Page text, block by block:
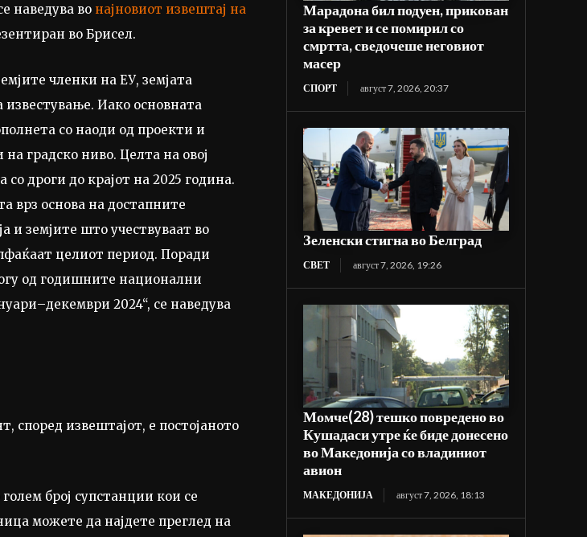
наведува во најновиот извештај на
во Брисел.
членки на ЕУ, земјата
Иако основната
со наоди од проекти и
градско ниво. Целта на овој
дроги до крајот на 2025 година.
врз основа на достапните
и земјите што учествуваат во
целиот период. Поради
од годишните национални
2024“, се наведува
според извештајот, е постојаното
број супстанции кои се
можете да најдете преглед на
Марадона бил подуен, прикован
за кревет и се помирил со
смртта, сведочеше неговиот
масер
СПОРТ август 7, 2026, 20:37
Зеленски стигна во Белград
СВЕТ август 7, 2026, 19:26
Момче(28) тешко повредено во
Кушадаси утре ќе биде донесено
во Македонија со владиниот
авион
МАКЕДОНИЈА август 7, 2026, 18:13